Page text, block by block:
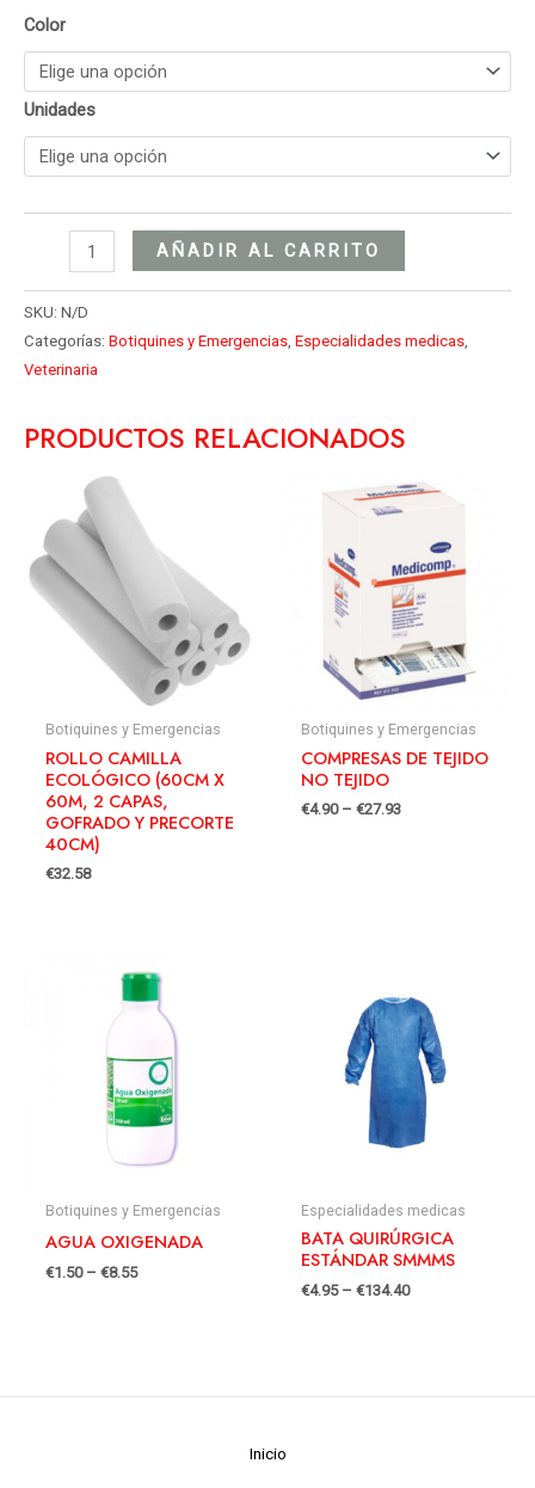
Color
Unidades
AÑADIR AL CARRITO
SKU: N/D
Categorías: Botiquines y Emergencias, Especialidades medicas,
Veterinaria
PRODUCTOS RELACIONADOS
Botiquines y Emergencias
ROLLO CAMILLA
ECOLÓGICO (60CM X
60M, 2 CAPAS,
GOFRADO Y PRECORTE
40CM)
€32.58
Botiquines y Emergencias
COMPRESAS DE TEJIDO
NO TEJIDO
€4.90– €27.93
Botiquines y Emergencias
AGUA OXIGENADA
€1.50– €8.55
Especialidades medicas
BATA QUIRÚRGICA
ESTÁNDAR SMMMS
€4.95– €134.40
Inicio